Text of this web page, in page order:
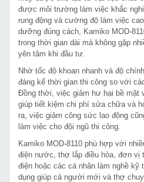
được môi trường làm việc khắc
rung động và cường độ làm việc
dưỡng đúng cách, Kamiko MOD-
trong thời gian dài mà không gặp
yên tâm khi đầu tư.
Nhờ tốc độ khoan nhanh và độ
đáng kể thời gian thi công so với
Đồng thời, việc giảm hư hại bề mặt
giúp tiết kiệm chi phí sửa chữa và
ra, việc giảm công sức lao động
làm việc cho đội ngũ thi công.
Kamiko MOD-8110 phù hợp với
điện nước, thợ lắp điều hòa, đơn vị
điện hoặc các cá nhân làm nghề
dụng giúp cả người mới và thợ